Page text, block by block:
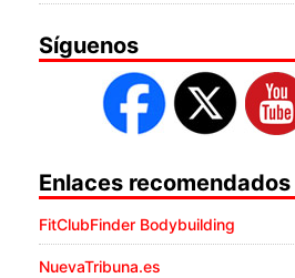
Síguenos
Enlaces recomendados
FitClubFinder Bodybuilding
NuevaTribuna.es